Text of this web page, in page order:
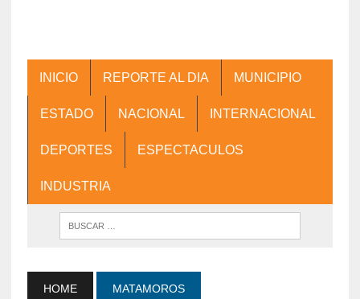
INICIO REPORTE AL DIA MUNICIPIO
ESTADO NACIONAL INTERNACIONAL
DEPORTES ESPECTACULOS
INDUSTRIA
HOME MATAMOROS